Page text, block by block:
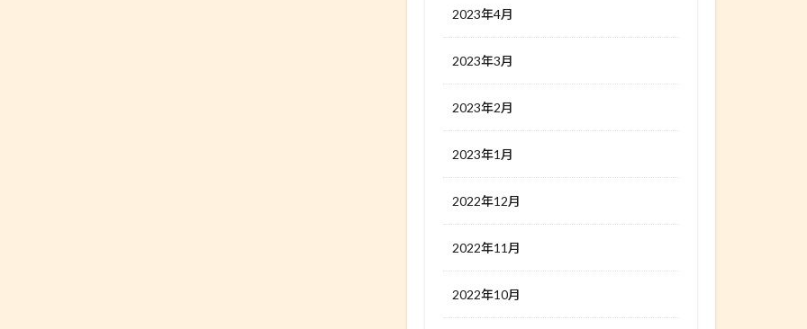
2023年4月
2023年3月
2023年2月
2023年1月
2022年12月
2022年11月
2022年10月